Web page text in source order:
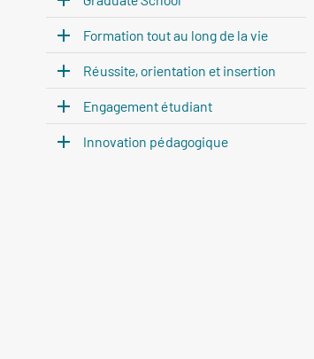
Formation tout au long de la vie
Réussite, orientation et insertion
Engagement étudiant
Innovation pédagogique